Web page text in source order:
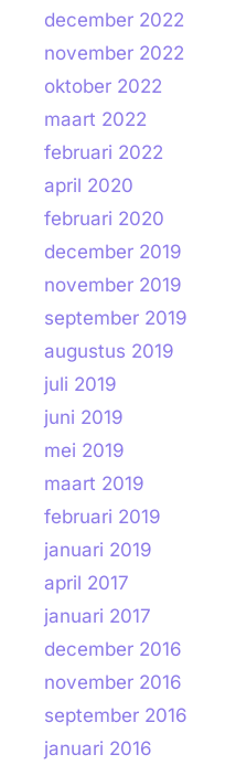
december 2022
november 2022
oktober 2022
maart 2022
februari 2022
april 2020
februari 2020
december 2019
november 2019
september 2019
augustus 2019
juli 2019
juni 2019
mei 2019
maart 2019
februari 2019
januari 2019
april 2017
januari 2017
december 2016
november 2016
september 2016
januari 2016